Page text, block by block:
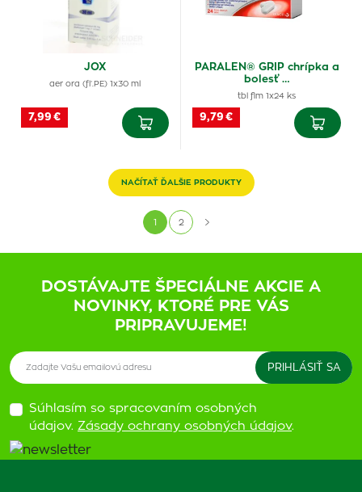
JOX
aer ora (fľ.PE) 1x30 ml
7,99 €
PARALEN® GRIP chrípka a
bolesť …
tbl flm 1x24 ks
9,79 €
NAČÍTAŤ ĎALŠIE PRODUKTY
1 2
DOSTÁVAJTE ŠPECIÁLNE AKCIE A
NOVINKY, KTORÉ PRE VÁS
PRIPRAVUJEME!
Súhlasím so spracovaním osobných
údajov. Zásady ochrany osobných údajov.